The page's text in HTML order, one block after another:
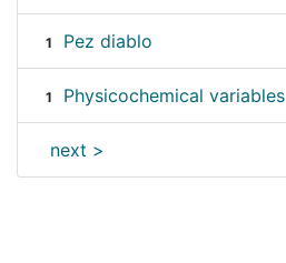
1 Pez diablo
1 Physicochemical variables
next >